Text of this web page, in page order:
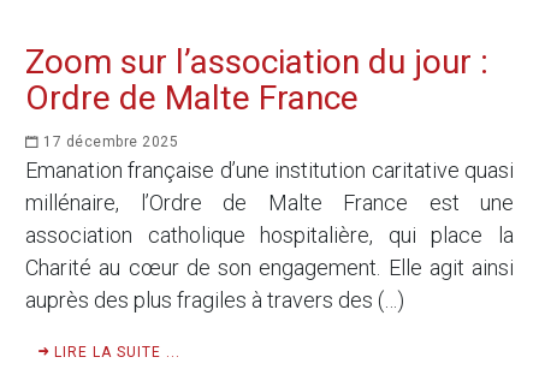
Zoom sur l’association du jour :
Ordre de Malte France
17 décembre 2025
Emanation française d’une institution caritative quasi
millénaire, l’Ordre de Malte France est une
association catholique hospitalière, qui place la
Charité au cœur de son engagement. Elle agit ainsi
auprès des plus fragiles à travers des (…)
LIRE LA SUITE ...